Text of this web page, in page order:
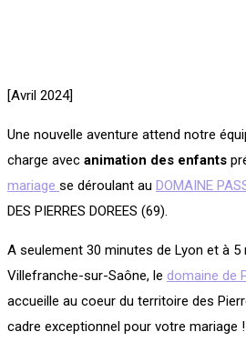
[Avril 2024]
Une nouvelle aventure attend notre
charge avec animation des enfants
mariage se déroulant au DOMAINE
DES PIERRES DOREES (69).
A seulement 30 minutes de Lyon et à 5
Villefranche-sur-Saône, le domaine de
accueille au coeur du territoire des
cadre exceptionnel pour votre mariage !